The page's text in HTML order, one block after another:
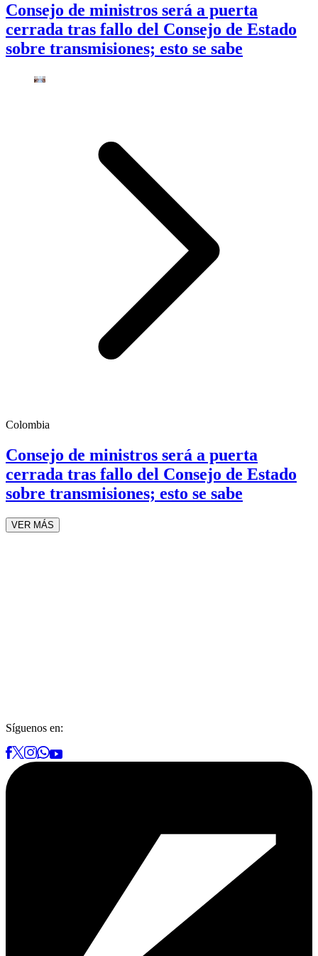
Consejo de ministros será a puerta
cerrada tras fallo del Consejo de Estado
sobre transmisiones; esto se sabe
Colombia
Consejo de ministros será a puerta
cerrada tras fallo del Consejo de Estado
sobre transmisiones; esto se sabe
VER MÁS
Síguenos en: